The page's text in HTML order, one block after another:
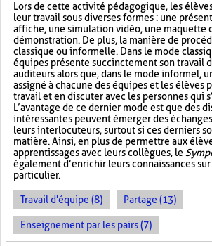
Lors de cette activité pédagogique, les
leur travail sous diverses formes : une
affiche, une simulation vidéo, une maquette
démonstration. De plus, la manière de
classique ou informelle. Dans le mode
équipes présente succinctement son travail
auditeurs alors que, dans le mode informel,
assigné à chacune des équipes et les élèves
travail et en discuter avec les personnes qui
L’avantage de ce dernier mode est que des
intéressantes peuvent émerger des
leurs interlocuteurs, surtout si ces derniers
matière. Ainsi, en plus de permettre aux
apprentissages avec leurs collègues, le
également d’enrichir leurs connaissances
particulier.
Travail d'équipe (8) Partage (13)
Enseignement par les pairs (7)